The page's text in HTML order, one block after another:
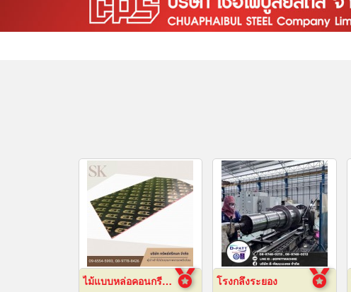
ไม้แบบหล่อคอนกรีต ไม้แบบเทปูน โรงกลึงระยอง